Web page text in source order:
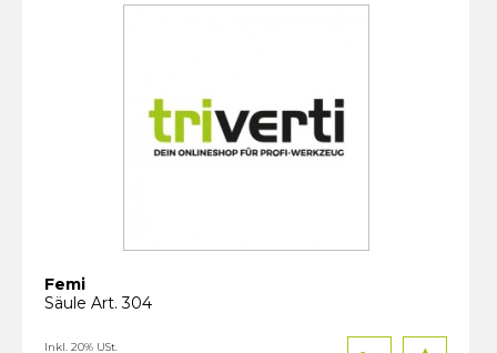
Femi
Säule Art. 304
Inkl. 20% USt.